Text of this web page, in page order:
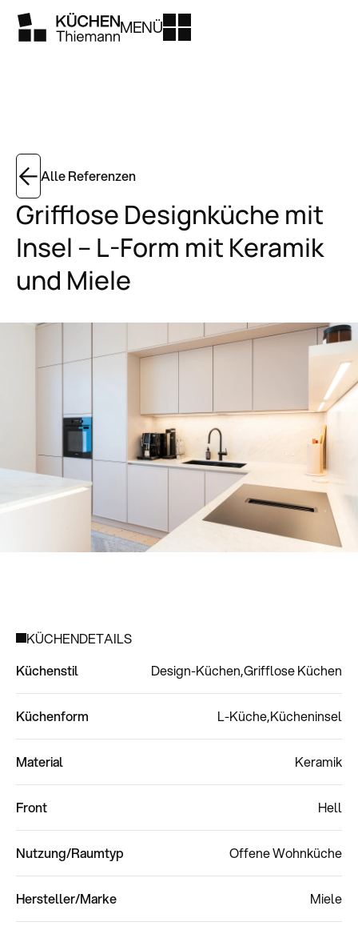
MENÜ
Alle Referenzen
Grifflose Designküche mit
Insel – L-Form mit Keramik
und Miele
KÜCHENDETAILS
Küchenstil
Design-Küchen Grifflose Küchen
Küchenform L-Küche Kücheninsel
Material Keramik
Front Hell
Nutzung/Raumtyp Offene Wohnküche
Hersteller/Marke Miele